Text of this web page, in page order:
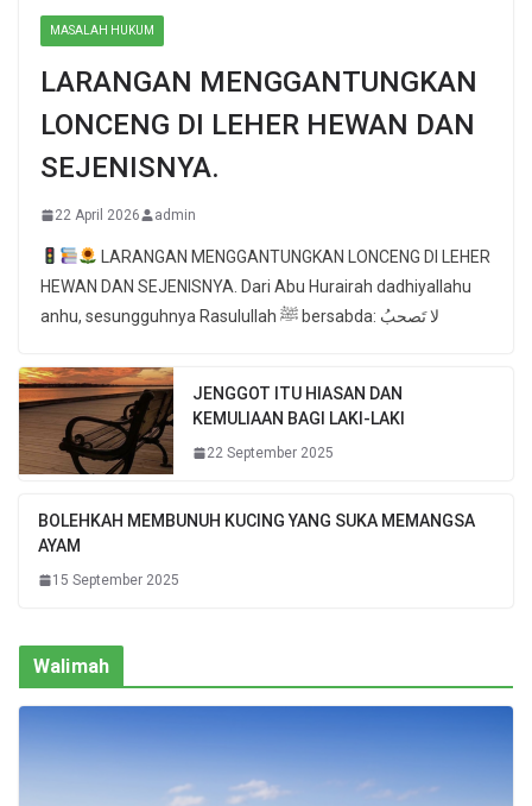
MASALAH HUKUM
LARANGAN MENGGANTUNGKAN
LONCENG DI LEHER HEWAN DAN
SEJENISNYA.
22 April 2026 admin
LARANGAN MENGGANTUNGKAN LONCENG DI LEHER
HEWAN DAN SEJENISNYA. Dari Abu Hurairah dadhiyallahu
anhu, sesungguhnya Rasulullah ﷺ bersabda: لا تَصحبُ
JENGGOT ITU HIASAN DAN
KEMULIAAN BAGI LAKI-LAKI
22 September 2025
BOLEHKAH MEMBUNUH KUCING YANG SUKA MEMANGSA
AYAM
15 September 2025
Walimah